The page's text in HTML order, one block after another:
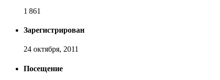
1 861
Зарегистрирован
24 октября, 2011
Посещение